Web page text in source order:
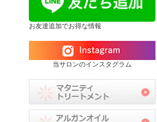
お友達追加でお得な情報
当サロンのインスタグラム